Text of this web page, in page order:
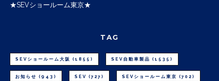
★SEVショールーム東京★
TAG
SEVショールーム大阪 (1855) SEV自動車製品 (1535)
お知らせ (943) SEV (727) SEVショールーム東京 (702)